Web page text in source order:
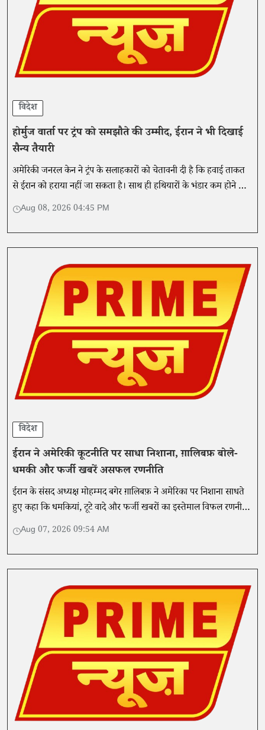
विदेश
होर्मुज वार्ता पर ट्रंप को समझौते की उम्मीद, ईरान ने भी दिखाई
सैन्य तैयारी
अमेरिकी जनरल केन ने ट्रंप के सलाहकारों को चेतावनी दी है कि हवाई ताकत
से ईरान को हराया नहीं जा सकता है। साथ ही हथियारों के भंडार कम होने के
साथ ही वे इस रणनीति से बाहर निकलने का रास्ता तलाश रहे हैं।
Aug 08, 2026 04:45 PM
विदेश
ईरान ने अमेरिकी कूटनीति पर साधा निशाना, ग़ालिबफ़ बोले-
धमकी और फर्जी खबरें असफल रणनीति
ईरान के संसद अध्यक्ष मोहम्मद बगेर ग़ालिबफ़ ने अमेरिका पर निशाना साधते
हुए कहा कि धमकियां, टूटे वादे और फर्जी खबरों का इस्तेमाल विफल रणनीति
है।Aug 07, 2026 09:54 AM